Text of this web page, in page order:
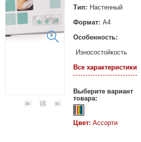
Тип: Настенный
Формат: А4
Особенность:
Износостойкость
Все характеристики
Выберите вариант
товара:
Цвет: Ассорти